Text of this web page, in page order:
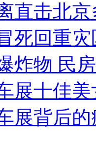
手拳打脚踢
义
正
直击北
死回重
炸物 民
展十佳
展背后